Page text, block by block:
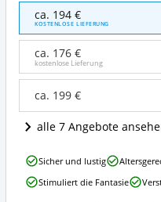
Toys
Traktor
rollyJunior
Trettraktor
John
Deere
Wo
ist
Kindertraktor
erhältlich?
ca. 194 €
KOSTENLOSE LIEFERUNG
ca. 176 €
kostenlose Lieferung
ca. 199 €
alle 7 Angebote
Rolly
Toys
Traktor
Sicher und lustig
Stimuliert die Fantasie